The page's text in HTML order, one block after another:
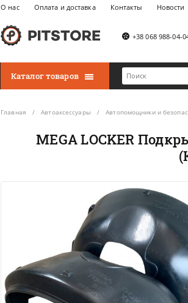
О нас Оплата и доставка Контакты Новости
+38 068 988-04-
Каталог товаров
Главная Автоаксессуары Автопомощники и
MEGA LOCKER